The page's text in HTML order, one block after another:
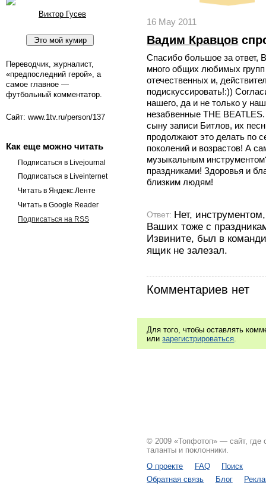
Виктор Гусев
Переводчик, журналист,
«предпоследний герой», а
самое главное —
футбольный комментатор.
Сайт: www.1tv.ru/person/137
Как еще можно читать
Подписаться в Livejournal
Подписаться в Liveinternet
Читать в Яндекс.Ленте
Читать в Google Reader
Подписаться на RSS
16 May 2011
Вадим Кравцов
Спасибо большое за ответ,
много общих любимых групп
отечественных и,
подискуссировать!:))
нашего, да и не только у
незабвенные THE
сыну записи Битлов, их
продолжают это делать по
поколений и возрастов! А
музыкальным
праздниками! Здоровья и
близким людям!
Ответ: Нет,
Ваших тоже с
Извините, был в
ящик не залезал.
Комментариев нет
Для того, чтобы оставлять
илизарегистрироваться.
© 2009 «Топфотоп» — сайт, где
таланты и поклонники.
О проекте
FAQ
Поиск
Обратная связь
Блог